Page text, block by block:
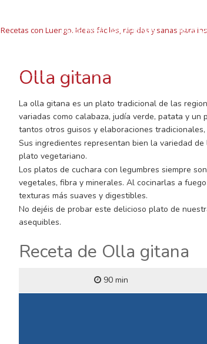
NUESTRAS LEGUMBRES
Recetas con Luengo. Ideas fáciles, rápidas y sanas para
Olla gitana
La olla gitana es un plato tradicional de las
variadas como calabaza, judía verde, patata y
tantos otros guisos y elaboraciones
Sus ingredientes representan bien la variedad
plato vegetariano.
Los platos de cuchara con legumbres siempre
vegetales, fibra y minerales. Al cocinarlas a
texturas más suaves y digestibles.
No dejéis de probar este delicioso plato de
asequibles.
Receta de Olla gitana
90 min